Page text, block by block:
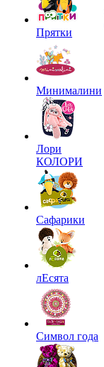
Прятки
Минималини
Лори
КОЛОРИ
Сафарики
лЕсята
Символ года